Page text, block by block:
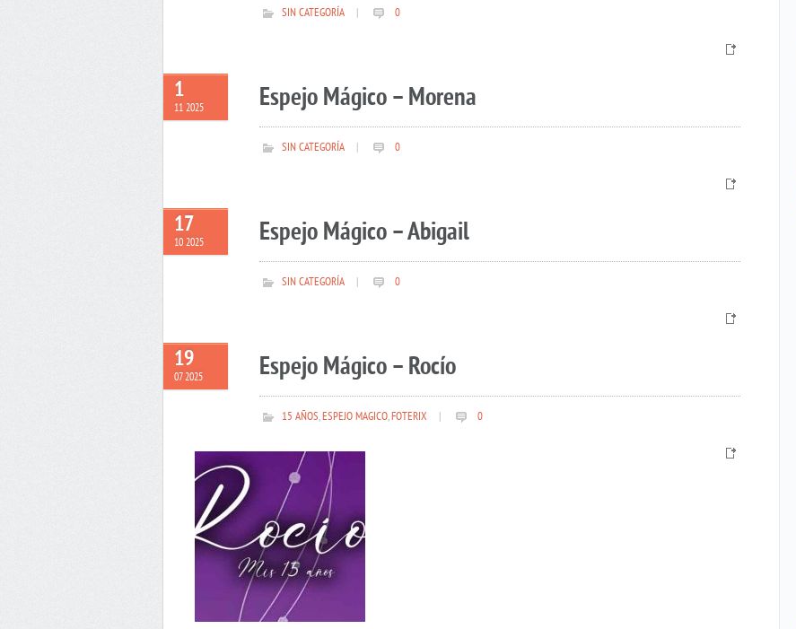
SIN CATEGORÍA 0
1
11 2025 Espejo Mágico – Morena
SIN CATEGORÍA 0
17
10 2025 Espejo Mágico – Abigail
SIN CATEGORÍA 0
19
07 2025 Espejo Mágico – Rocío
15 AÑOS,ESPEJO MAGICO,FOTERIX 0